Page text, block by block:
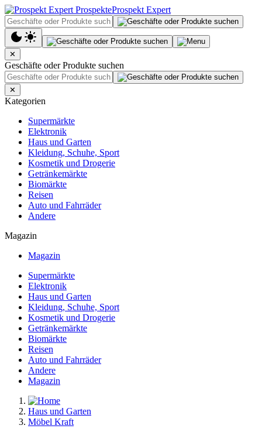
Prospekt Expert
✕
Geschäfte oder Produkte suchen
✕
Kategorien
Supermärkte
Elektronik
Haus und Garten
Kleidung, Schuhe, Sport
Kosmetik und Drogerie
Getränkemärkte
Biomärkte
Reisen
Auto und Fahrräder
Andere
Magazin
Magazin
Supermärkte
Elektronik
Haus und Garten
Kleidung, Schuhe, Sport
Kosmetik und Drogerie
Getränkemärkte
Biomärkte
Reisen
Auto und Fahrräder
Andere
Magazin
Haus und Garten
Möbel Kraft